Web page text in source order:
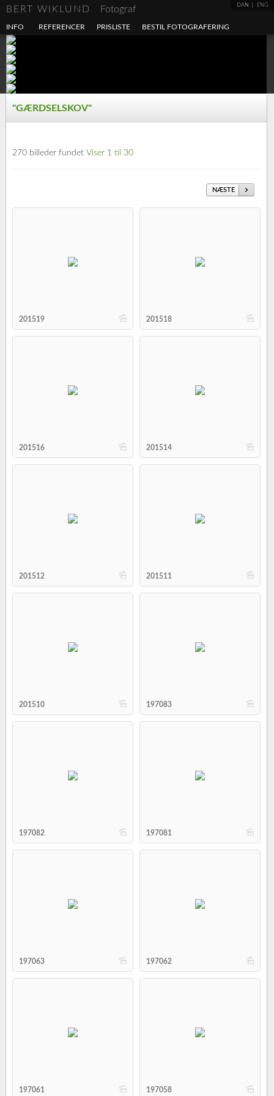
DAN ENG
BERT WIKLUND Fotograf
INFO REFERENCER PRISLISTE BESTIL FOTOGRAFERING
"GÆRDSELSKOV"
270 billeder fundet Viser 1 til 30
NÆSTE
b
201519 b
201518
b
201516 b
201514
b
201512 b
201511
b
201510 b
197083
b
197082 b
197081
b
197063 b
197062
b
197061 b
197058